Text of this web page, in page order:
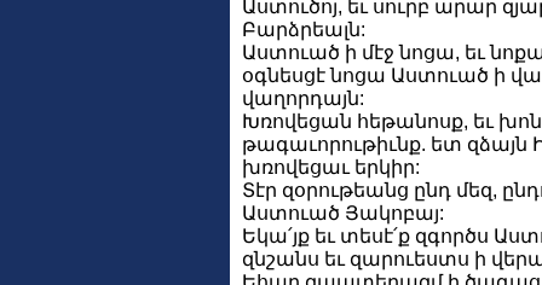
Աստուծոյ, եւ սուրբ արար
Բարձրեալն:
Աստուած ի մէջ նոցա, եւ
օգնեսցէ նոցա Աստուած ի
վաղորդայն:
Խռովեցան հեթանոսք, եւ
թագաւորութիւնք. ետ զձայն
խռովեցաւ երկիր:
Տէր զօրութեանց ընդ մեզ,
Աստուած Յակոբայ:
Եկա՛յք եւ տեսէ՛ք զգործս
զնշանս եւ զարուեստս ի